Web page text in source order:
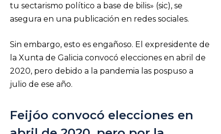
tu sectarismo político a base de bilis» (sic), se
asegura en una publicación en redes sociales.
Sin embargo, esto es engañoso. El expresidente de
la Xunta de Galicia convocó elecciones en abril de
2020, pero debido a la pandemia las pospuso a
julio de ese año.
Feijóo convocó elecciones en